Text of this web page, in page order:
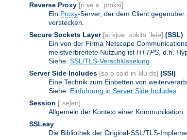
Reverse Proxy [riːvəːs ˈprɔksi]
Ein Proxy-Server, der dem Client gegenüber
verstecken.
Secure Sockets Layer [siˈkjuə ˈsɔkits ˈleiə] (SSL)
Ein von der Firma Netscape
meistverbreitete Nutzung ist HTTPS , d.h.
Siehe: SSL/TLS-Verschlüsselung
Server Side Includes [səːə said inˈkluːds] (SSI)
Eine Technik zum Einbetten von
Siehe: Einführung in Server Side Includes
Session [ˈseʃən]
Allgemein der Kontext einer Kommunikation.
SSLeay
Die Bibliothek der Original-SSL/TLS-